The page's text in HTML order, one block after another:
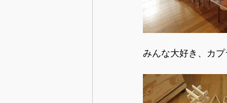
みんな大好き、カ